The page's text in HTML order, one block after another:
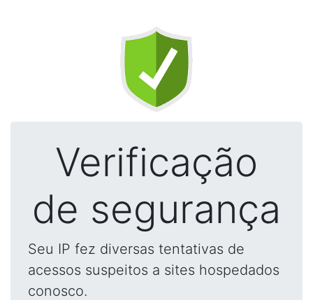
Verificação
de segurança
Seu IP fez diversas tentativas de
acessos suspeitos a sites hospedados
conosco.